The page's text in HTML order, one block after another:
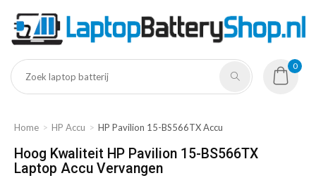
0
Home HP Accu HP Pavilion 15-BS566TX Accu
Hoog Kwaliteit HP Pavilion 15-BS566TX
Laptop Accu Vervangen